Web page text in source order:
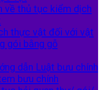
về thủ tục kiểm dịch
thực vật đối với vật
gói bằng gỗ
dẫn Luật bưu chính
bưu chính